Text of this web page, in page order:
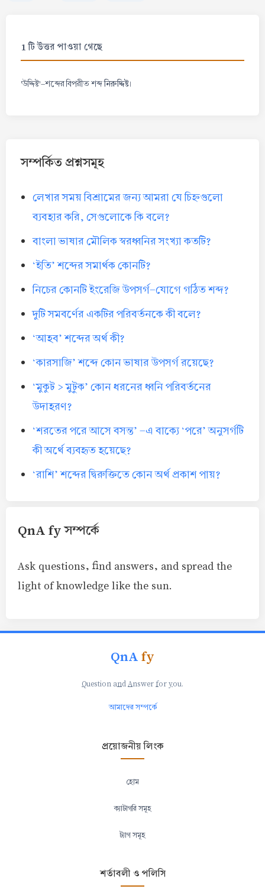
1 টি উত্তর পাওয়া গেছে
'উদ্দিষ্ট'-শব্দের বিপরীত শব্দনিরুদ্দিষ্ট।
সম্পর্কিত প্রশ্নসমূহ
লেখার সময় বিশ্রামের জন্য আমরা যে চিহ্নগুলো
ব্যবহার করি, সেগুলোকে কি বলে?
বাংলা ভাষার মৌলিক স্বরধ্বনির সংখ্যা কতটি?
‘ইতি’ শব্দের সমার্থক কোনটি?
নিচের কোনটি ইংরেজি উপসর্গ-যোগে গঠিত শব্দ?
দুটি সমবর্ণের একটির পরিবর্তনকে কী বলে?
‘আহব’ শব্দের অর্থ কী?
‘কারসাজি’ শব্দে কোন ভাষার উপসর্গ রয়েছে?
‘মুকুট > মুটুক’ কোন ধরনের ধ্বনি পরিবর্তনের
উদাহরণ?
‘শরতের পরে আসে বসন্ত’ -এ বাক্যে ‘পরে’ অনুসর্গটি
কী অর্থে ব্যবহৃত হয়েছে?
‘রাশি’ শব্দের দ্বিরুক্তিতে কোন অর্থ প্রকাশ পায়?
QnA fy সম্পর্কে
Ask questions, find answers, and spread the
light of knowledge like the sun.
QnAfy
Question andAnswer foryou.
আমাদের সম্পর্কে
প্রয়োজনীয় লিংক
হোম
ক্যাটাগরি সমূহ
ট্যাগ সমূহ
শর্তাবলী ও পলিসি